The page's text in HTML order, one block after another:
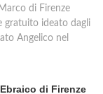
di Firenze
gratuito ideato dagli
Angelico nel
di Firenze